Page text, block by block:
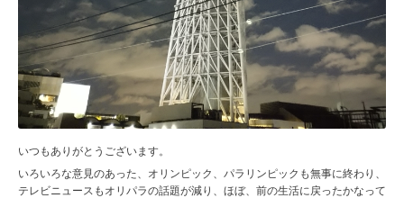
いつもありがとうございます。
いろいろな意見のあった、オリンピック、パラリンピックも無事に終わり、
テレビニュースもオリパラの話題が減り、ほぼ、前の生活に戻ったかなって